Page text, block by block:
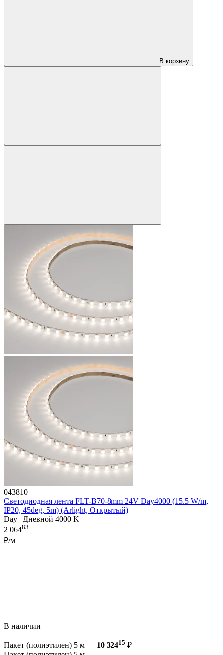
В корзину
043810
Светодиодная лента FLT-B70-8mm 24V Day4000 (15.5 W/m,
IP20, 45deg, 5m) (Arlight, Открытый)
Day | Дневной 4000 K
2 06483
₽/м
В наличии
Пакет (полиэтилен) 5 м — 10 32415 ₽